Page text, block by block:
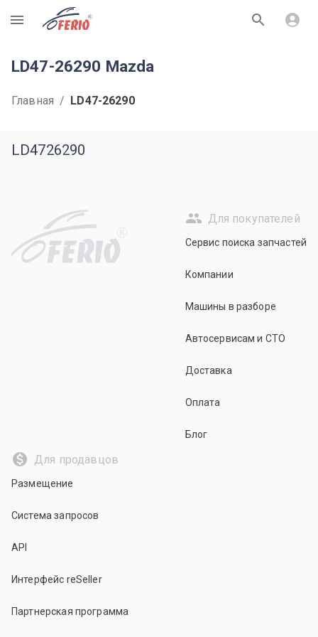
R
LD47-26290 Mazda
Главная / LD47-26290
LD4726290
R
Для покупателей
Сервис поиска запчастей
Компании
Машины в разборе
Автосервисам и СТО
Доставка
Оплата
Блог
Для продавцов
Размещение
Система запросов
API
Интерфейс reSeller
Партнерская программа